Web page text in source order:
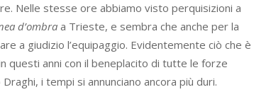
Nelle stesse ore abbiamo visto perquisizioni a
d’ombraa Trieste, e sembra che anche per la
a giudizio l’equipaggio. Evidentemente ciò che è
questi anni con il beneplacito di tutte le forze
i tempi si annunciano ancora più duri.